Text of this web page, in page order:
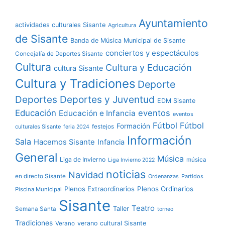
actividades culturales Sisante Agricultura Ayuntamiento
de Sisante Banda de Música Municipal de Sisante
Concejalía de Deportes Sisante conciertos y espectáculos
Cultura cultura Sisante Cultura y Educación
Cultura y Tradiciones Deporte
Deportes Deportes y Juventud EDM Sisante
Educación Educación e Infancia eventos eventos
culturales Sisante feria 2024 festejos Formación Fútbol Fútbol
Sala Hacemos Sisante Infancia Información
General Liga de Invierno Liga Invierno 2022 Música música
en directo Sisante Navidad noticias Ordenanzas Partidos
Piscina Municipal Plenos Extraordinarios Plenos Ordinarios
Semana Santa Sisante Taller Teatro torneo
Tradiciones Verano verano cultural Sisante